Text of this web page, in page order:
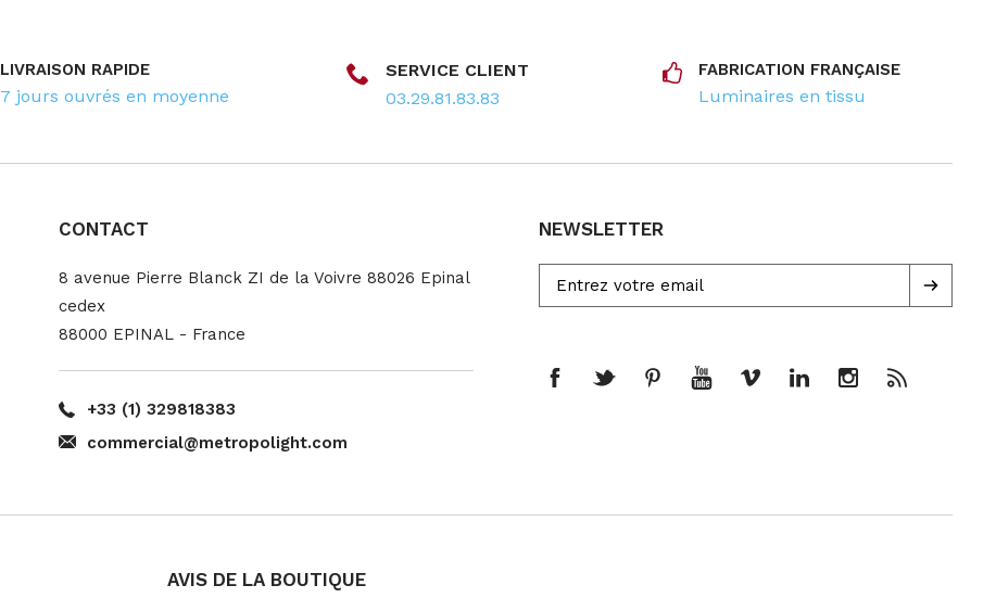
LIVRAISON RAPIDE
7 jours ouvrés en moyenne
SERVICE CLIENT
03.29.81.83.83
FABRICATION FRANÇAISE
Luminaires en tissu
CONTACT
8 avenue Pierre Blanck ZI de la Voivre 88026 Epinal
cedex
88000 EPINAL - France
+33 (1) 329818383
commercial@metropolight.com
NEWSLETTER
AVIS DE LA BOUTIQUE